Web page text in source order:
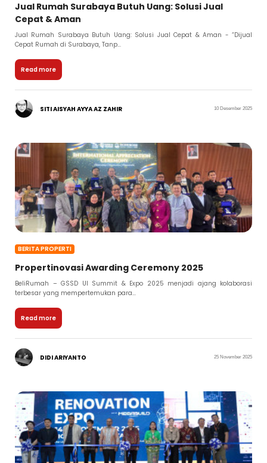
Jual Rumah Surabaya Butuh Uang: Solusi Jual
Cepat & Aman
Jual Rumah Surabaya Butuh Uang: Solusi Jual Cepat & Aman - “Dijual
Cepat Rumah di Surabaya, Tanp...
Read more
SITI AISYAH AYYA AZ ZAHIR 10 Desember 2025
BERITA PROPERTI
Propertinovasi Awarding Ceremony 2025
BeliRumah – GSSD UI Summit & Expo 2025 menjadi ajang kolaborasi
terbesar yang mempertemukan para...
Read more
DIDI ARIYANTO 25 November 2025